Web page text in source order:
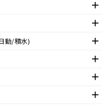
動/積水)